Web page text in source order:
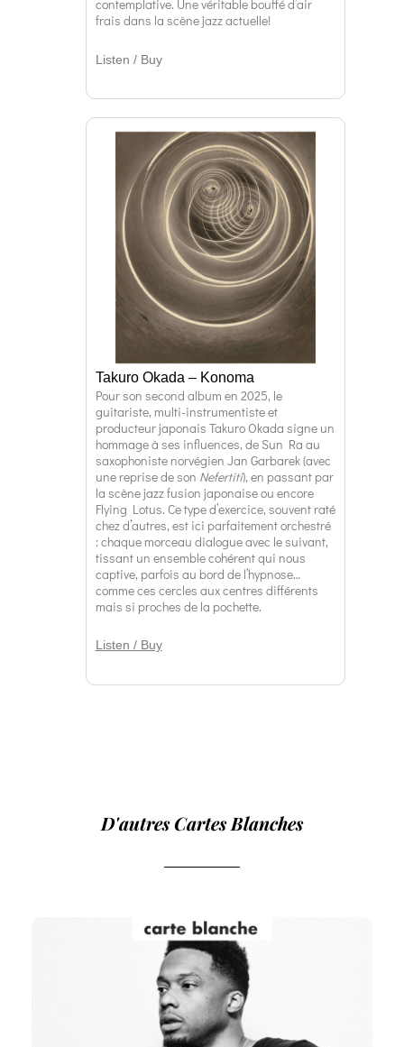
contemplative. Une véritable bouffé d’air
frais dans la scène jazz actuelle!
Listen / Buy
Takuro Okada – Konoma
Pour son second album en 2025, le
guitariste, multi-instrumentiste et
producteur japonais Takuro Okada signe un
hommage à ses influences, de Sun Ra au
saxophoniste norvégien Jan Garbarek (avec
une reprise de son Nefertiti), en passant par
la scène jazz fusion japonaise ou encore
Flying Lotus. Ce type d’exercice, souvent raté
chez d’autres, est ici parfaitement orchestré
: chaque morceau dialogue avec le suivant,
tissant un ensemble cohérent qui nous
captive, parfois au bord de l’hypnose…
comme ces cercles aux centres différents
mais si proches de la pochette.
Listen / Buy
D'autres Cartes Blanches